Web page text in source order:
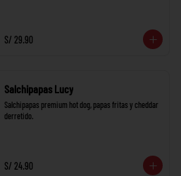
S/ 29.90
Salchipapas Lucy
Salchipapas premium hot dog, papas fritas y cheddar
derretido.
S/ 24.90